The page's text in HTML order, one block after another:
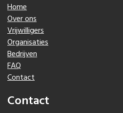
Home
Over ons
Vrijwilligers
Organisaties
Bedrijven
FAQ
Contact
Contact